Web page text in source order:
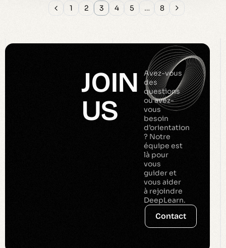
1 2 3 4 5 … 8
JOIN
US
Avez-vous
des
questions
ou avez-
vous
besoin
d’orientation
? Notre
équipe est
là pour
vous
guider et
vous aider
à rejoindre
DeepLearn.
Contact